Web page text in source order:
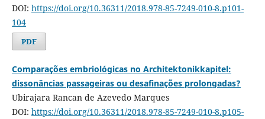
DOI: https://doi.org/10.36311/2018.978-85-7249-010-8.p101-
104
PDF
Comparações embriológicas no Architektonikkapitel:
dissonâncias passageiras ou desafinações prolongadas?
Ubirajara Rancan de Azevedo Marques
DOI: https://doi.org/10.36311/2018.978-85-7249-010-8.p105-